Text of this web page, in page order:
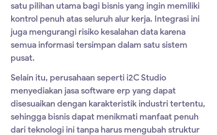
satu pilihan utama bagi bisnis yang ingin memiliki
kontrol penuh atas seluruh alur kerja. Integrasi ini
juga mengurangi risiko kesalahan data karena
semua informasi tersimpan dalam satu sistem
pusat.
Selain itu, perusahaan seperti i2C Studio
menyediakan jasa software erp yang dapat
disesuaikan dengan karakteristik industri tertentu,
sehingga bisnis dapat menikmati manfaat penuh
dari teknologi ini tanpa harus mengubah struktur